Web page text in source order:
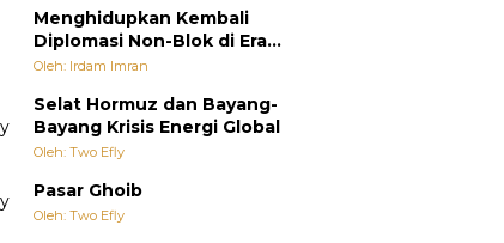
Menghidupkan Kembali
Diplomasi Non-Blok di Era
Multipolar
Oleh: Irdam Imran
Selat Hormuz dan Bayang-
Bayang Krisis Energi Global
Oleh: Two Efly
Pasar Ghoib
Oleh: Two Efly